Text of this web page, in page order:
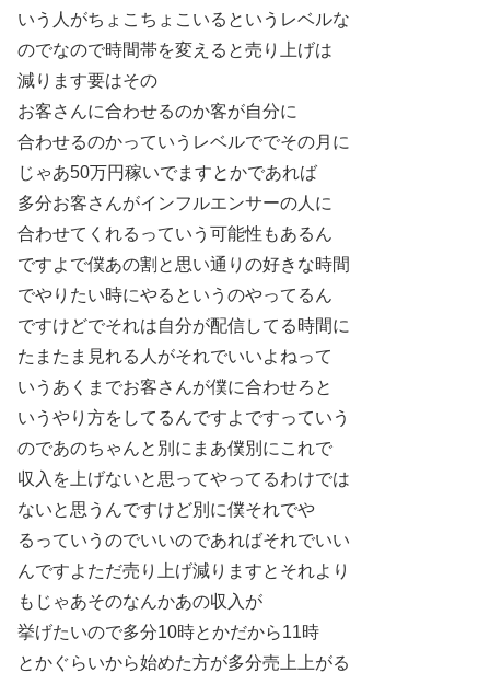
いう人がちょこちょこいるというレベルな
のでなので時間帯を変えると売り上げは
減ります要はその
お客さんに合わせるのか客が自分に
合わせるのかっていうレベルででその月に
じゃあ50万円稼いでますとかであれば
多分お客さんがインフルエンサーの人に
合わせてくれるっていう可能性もあるん
ですよで僕あの割と思い通りの好きな時間
でやりたい時にやるというのやってるん
ですけどでそれは自分が配信してる時間に
たまたま見れる人がそれでいいよねって
いうあくまでお客さんが僕に合わせろと
いうやり方をしてるんですよですっていう
のであのちゃんと別にまあ僕別にこれで
収入を上げないと思ってやってるわけでは
ないと思うんですけど別に僕それでや
るっていうのでいいのであればそれでいい
んですよただ売り上げ減りますとそれより
もじゃあそのなんかあの収入が
挙げたいので多分10時とかだから11時
とかぐらいから始めた方が多分売上上がる